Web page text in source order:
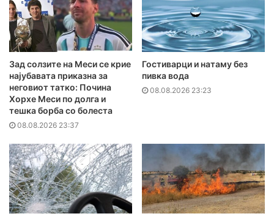
Зад солзите на Меси се крие
најубавата приказна за
неговиот татко: Почина
Хорхе Меси по долга и
тешка борба со болеста
08.08.2026 23:37
Гостиварци и натаму без
пивка вода
08.08.2026 23:23